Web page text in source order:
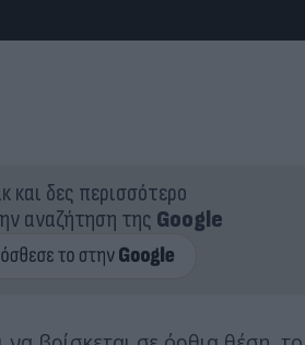
και δες περισσότερο
αναζήτηση της Google